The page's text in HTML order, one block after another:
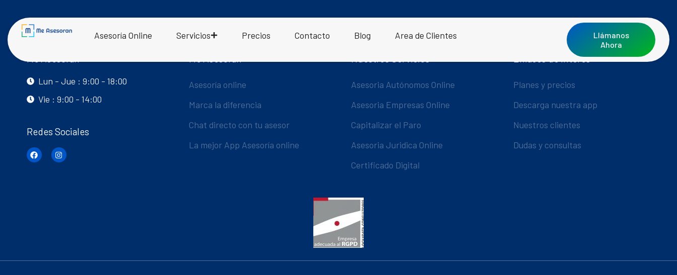
Asesoría Online Servicios Precios Contacto Blog Area de Clientes
Llámanos
Ahora
Me Asesoran
Lun - Jue : 9:00 - 18:00
Vie : 9:00 - 14:00
Redes Sociales
Asesoría online
Marca la diferencia
Chat directo con tu asesor
La mejor App Asesoría online
Asesoria Autónomos Online
Asesoria Empresas Online
Capitalizar el Paro
Asesoria Juridica Online
Certificado Digital
Enlaces de Interés
Planes y precios
Descarga nuestra app
Nuestros clientes
Dudas y consultas